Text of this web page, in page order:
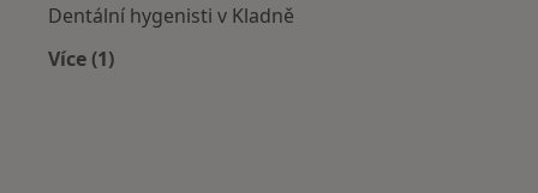
Dentální hygenisti v Kladně
Více (1)